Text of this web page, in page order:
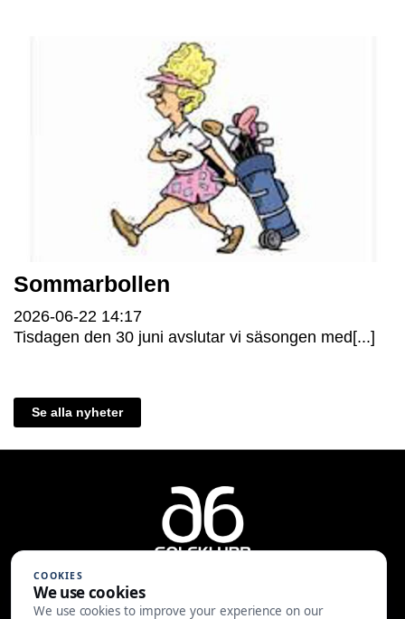
Sommarbollen
2026-06-22 14:17
Tisdagen den 30 juni avslutar vi säsongen med[...]
Se alla nyheter
COOKIES
We use cookies
We use cookies to improve your experience on our